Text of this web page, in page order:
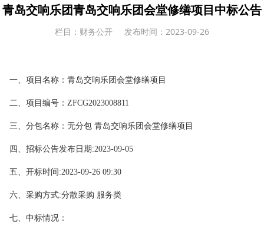
青岛交响乐团青岛交响乐团会堂修缮项目中标公告
栏目：财务公开 发布时间：2023-09-26
一、项目名称：青岛交响乐团会堂修缮项目
二、项目编号：ZFCG2023008811
三、分包名称：无分包 青岛交响乐团会堂修缮项目
四、招标公告发布日期 :2023-09-05
五、开标时间 :2023-09-26 09:30
六、采购方式:分散采购 服务类
七、中标情况：